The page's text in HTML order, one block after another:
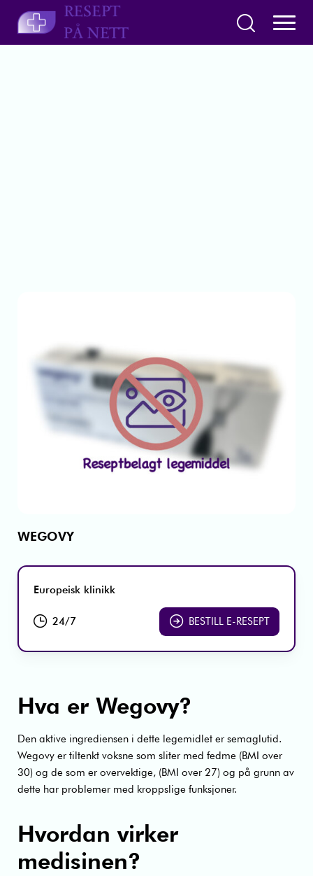
WEGOVY
Europeisk klinikk
24/7 BESTILL E-RESEPT
Hva er Wegovy?
Den aktive ingrediensen i dette legemidlet er semaglutid.
Wegovy er tiltenkt voksne som sliter med fedme (BMI over
30) og de som er overvektige, (BMI over 27) og på grunn av
dette har problemer med kroppslige funksjoner.
Hvordan virker
medisinen?